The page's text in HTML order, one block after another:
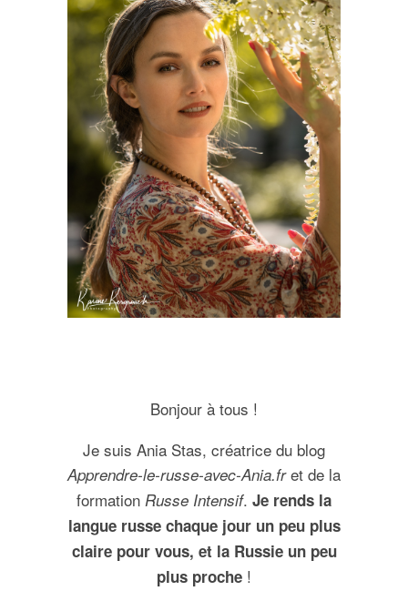
Bonjour à tous !
Je suis Ania Stas, créatrice du blog
Apprendre-le-russe-avec-Ania.fret de la
formation Russe Intensif. Je rends la
langue russe chaque jour un peu plus
claire pour vous, et la Russie un peu
plus proche !